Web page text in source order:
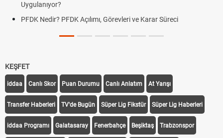
Uygulanıyor?
PFDK Nedir? PFDK Açılımı, Görevleri ve Karar Süreci
KEŞFET
iddaa Canlı Skor Puan Durumu Canlı Anlatım At Yarışı
Transfer Haberleri TV'de Bugün Süper Lig Fikstür Süper Lig Haberleri
iddaa Programı Galatasaray Fenerbahçe Beşiktaş Trabzonspor